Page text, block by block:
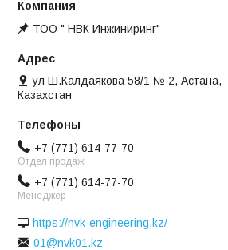
ТОО " НВК Инжиниринг"
ул Ш.Калдаякова 58/1 № 2, Астана,
Казахстан
+7 (771) 614-77-70
Отдел продаж
+7 (771) 614-77-70
Менеджер
https://nvk-engineering.kz/
01@nvk01.kz